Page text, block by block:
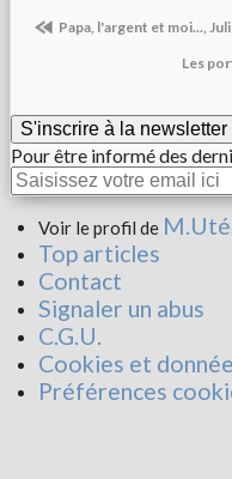
Papa, l'argent et moi...,
Les
S'inscrire à la newsletter
Pour être informé des
Voir le profil de
Top articles
Contact
Signaler un abus
C.G.U.
Cookies et
Préférences